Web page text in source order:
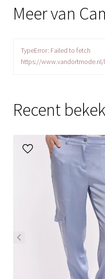
Meer van
TypeError: Failed to fetch
https://
Recent